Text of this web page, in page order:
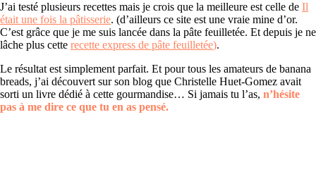
J’ai testé plusieurs recettes mais je crois que la meilleure est celle de Il
était une fois la pâtisserie. (d’ailleurs ce site est une vraie mine d’or.
C’est grâce que je me suis lancée dans la pâte feuilletée. Et depuis je ne
lâche plus cette recette express de pâte feuilletée).
Le résultat est simplement parfait. Et pour tous les amateurs de banana
breads, j’ai découvert sur son blog que Christelle Huet-Gomez avait
sorti un livre dédié à cette gourmandise… Si jamais tu l’as, n’hésite
pas à me dire ce que tu en as pensé.